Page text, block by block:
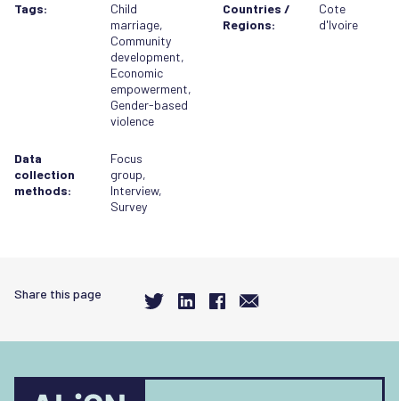
Tags:
Child
marriage,
Community
development,
Economic
empowerment,
Gender-based
violence
Countries /
Regions:
Cote
d'Ivoire
Data
collection
methods:
Focus
group,
Interview,
Survey
Share this page